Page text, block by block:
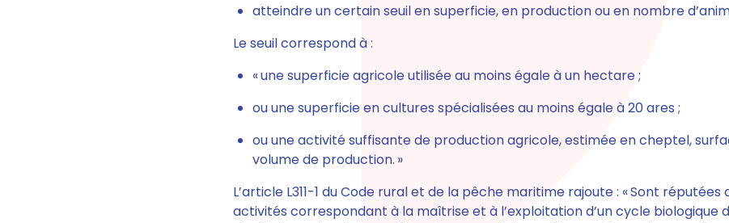
atteindre un certain seuil en superficie, en production ou en nombre
Le seuil correspond à :
« une superficie agricole utilisée au moins égale à un hectare ;
ou une superficie en cultures spécialisées au moins égale à 20 ares ;
ou une activité suffisante de production agricole, estimée en cheptel,
volume de production. »
L’article L311-1 du Code rural et de la pêche maritime rajoute : « Sont
activités correspondant à la maîtrise et à l’exploitation d’un cycle biologique